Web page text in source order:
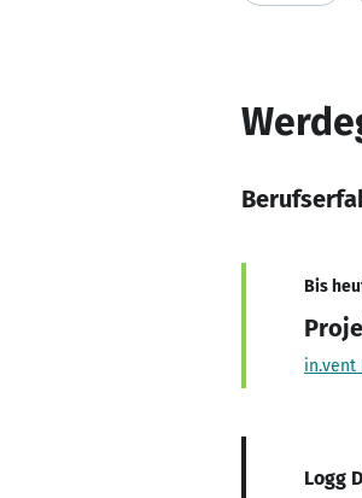
Bis
in.vent
Logg